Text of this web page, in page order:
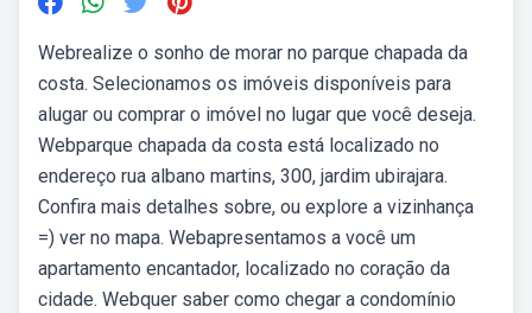
Webrealize o sonho de morar no parque chapada da
costa. Selecionamos os imóveis disponíveis para
alugar ou comprar o imóvel no lugar que você deseja.
Webparque chapada da costa está localizado no
endereço rua albano martins, 300, jardim ubirajara.
Confira mais detalhes sobre, ou explore a vizinhança
=) ver no mapa. Webapresentamos a você um
apartamento encantador, localizado no coração da
cidade. Webquer saber como chegar a condomínio